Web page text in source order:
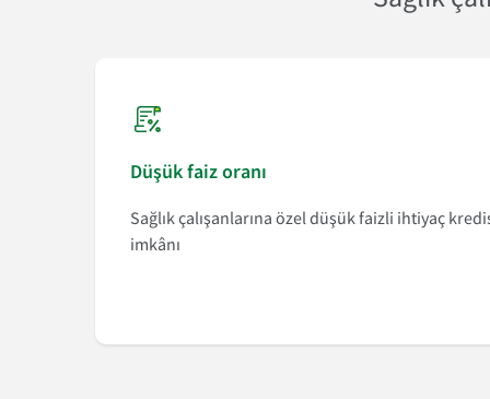
Düşük faiz oranı
Sağlık çalışanlarına özel düşük faizli ihtiyaç
imkânı